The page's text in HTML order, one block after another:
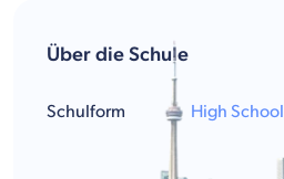
Über die Schule
Schulform High School